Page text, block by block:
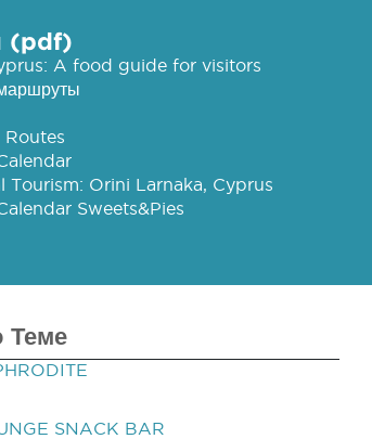
(pdf)
A food guide for visitors
Routes
Tourism: Orini Larnaka, Cyprus
Sweets&Pies
Теме
SNACK BAR